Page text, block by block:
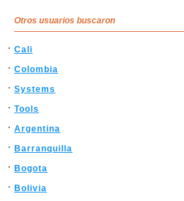
Otros usuarios buscaron
Cali
Colombia
Systems
Tools
Argentina
Barranquilla
Bogota
Bolivia